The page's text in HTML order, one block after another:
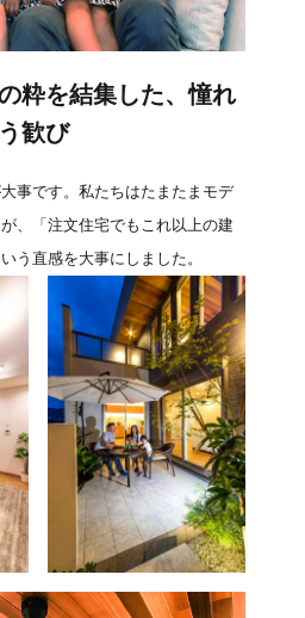
粋を結集した、憧れ
歓び
事です。私たちはたまたまモデ
、「注文住宅でもこれ以上の建
う直感を大事にしました。